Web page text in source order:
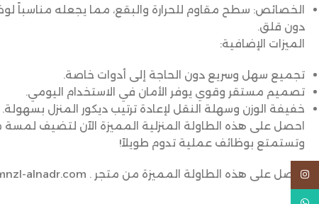
الخصائص: سطح مقاوم للحرارة والبقع، مما يجعله مناسباً
دون قلق.
الميزات الإضافية:
تجميع سهل وسريع دون الحاجة إلى أدوات خاصة.
تصميم مستقر وقوي يوفر الأمان في الاستخدام اليومي.
خفيفة الوزن وسهلة النقل لإعادة ترتيب ديكور المنزل بسهولة.
احصل على هذه الطاولة المنزلية المميزة الآن لتضيف لمسة
وتستمتع بوظائف عملية تدوم طويلاً!
احصل على هذه الطاولة المميزة من متجر . https://almnzl-alnadr.com/
Instagram